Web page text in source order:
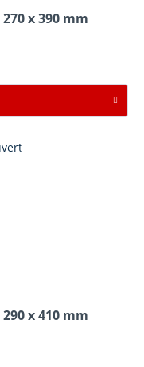
x 390 mm
x 410 mm